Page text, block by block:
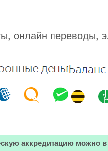
онлайн переводы,
аккредитацию можно